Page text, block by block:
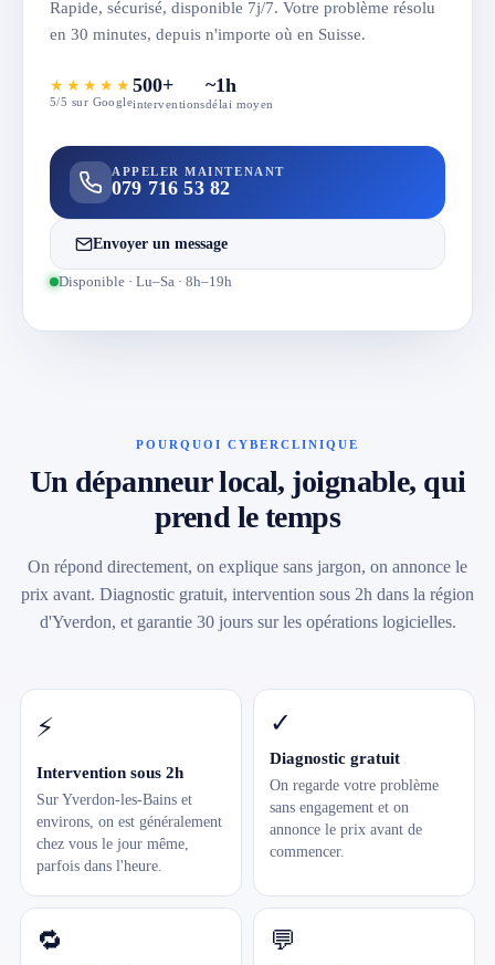
Rapide, sécurisé, disponible 7j/7. Votre problème résolu
en 30 minutes, depuis n'importe où en Suisse.
★★★★★
5/5 sur Google
500+
interventions
~1h
délai moyen
APPELER MAINTENANT
079 716 53 82
Envoyer un message
Disponible · Lu–Sa · 8h–19h
POURQUOI CYBERCLINIQUE
Un dépanneur local, joignable, qui
prend le temps
On répond directement, on explique sans jargon, on annonce le
prix avant. Diagnostic gratuit, intervention sous 2h dans la région
d'Yverdon, et garantie 30 jours sur les opérations logicielles.
⚡
Intervention sous 2h
Sur Yverdon-les-Bains et
environs, on est généralement
chez vous le jour même,
parfois dans l'heure.
✓
Diagnostic gratuit
On regarde votre problème
sans engagement et on
annonce le prix avant de
commencer.
🔁 💬